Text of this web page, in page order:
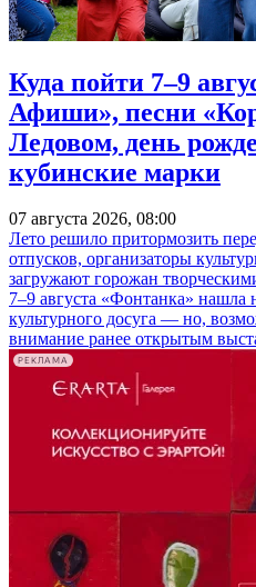
Куда пойти 7–9
Афиши», песни
Ледовом, день
кубинские марки
07 августа 2026, 08:00
Лето решило притормозить
отпусков, организаторы
загружают горожан
7–9 августа «Фонтанка»
культурного досуга — но,
внимание ранее открытым
РЕКЛАМА